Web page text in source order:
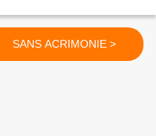
SANS ACRIMONIE >